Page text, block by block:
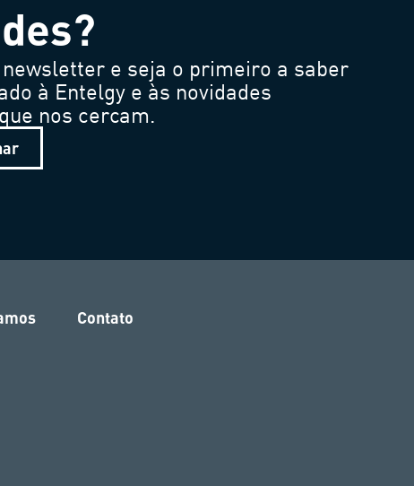
e seja o primeiro a saber
à Entelgy e às novidades
nos cercam.
Contato